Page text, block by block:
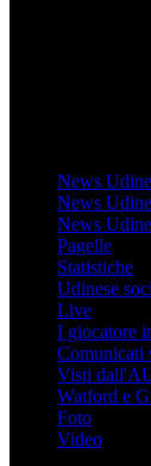
News
News
News
Pagelle
Statistiche
Udinese
Live
I giocatore
Comunicati
Visti
Watford e
Foto
Video